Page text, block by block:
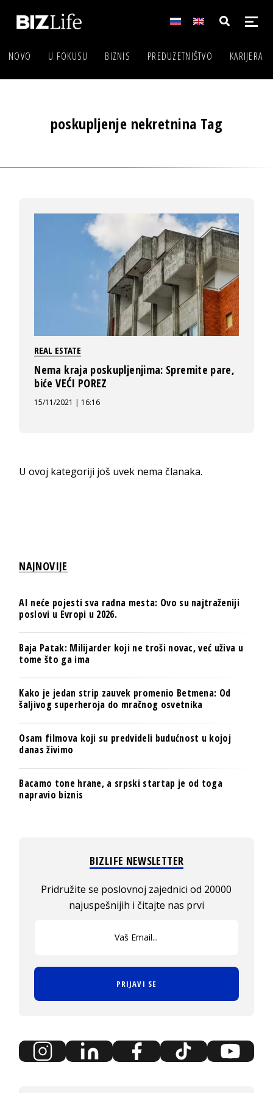
NOVO U FOKUSU BIZNIS PREDUZETNIŠTVO KARIJERA
poskupljenje nekretnina Tag
REAL ESTATE
Nema kraja poskupljenjima: Spremite pare,
biće VEĆI POREZ
15/11/2021 | 16:16
U ovoj kategoriji još uvek nema članaka.
NAJNOVIJE
AI neće pojesti sva radna mesta: Ovo su najtraženiji
poslovi u Evropi u 2026.
Baja Patak: Milijarder koji ne troši novac, već uživa u
tome što ga ima
Kako je jedan strip zauvek promenio Betmena: Od
šaljivog superheroja do mračnog osvetnika
Osam filmova koji su predvideli budućnost u kojoj
danas živimo
Bacamo tone hrane, a srpski startap je od toga
napravio biznis
BIZLIFE NEWSLETTER
Pridružite se poslovnoj zajednici od 20000
najuspešnijih i čitajte nas prvi
PRIJAVI SE